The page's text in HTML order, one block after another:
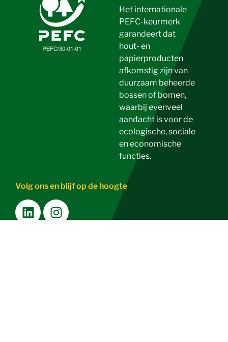
Het internationale
PEFC-keurmerk
garandeert dat
hout- en
papierproducten
afkomstig zijn van
duurzaam beheerde
bossen of bomen,
waarbij evenveel
aandacht is voor de
ecologische, sociale
en economische
functies.
Volg ons en blijf op de hoogte